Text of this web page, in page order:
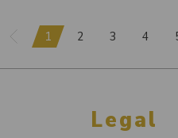
1 2 3 4
Legal